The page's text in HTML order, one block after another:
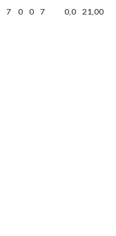
7 0 0 7 0,0 21,00